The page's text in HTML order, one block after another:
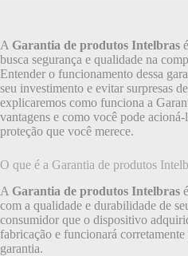
A Garantia de produtos Intelbras
busca segurança e qualidade na
Entender o funcionamento dessa
seu investimento e evitar surpresas
explicaremos como funciona a
vantagens e como você pode
proteção que você merece.
O que é a Garantia de produtos
A Garantia de produtos Intelbras
com a qualidade e durabilidade de
consumidor que o dispositivo
fabricação e funcionará
garantia.